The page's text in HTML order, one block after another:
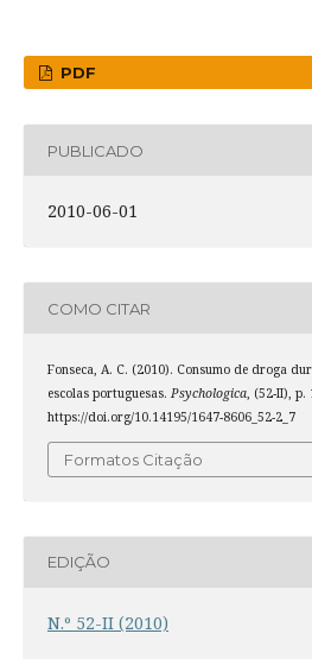
PDF
PUBLICADO
2010-06-01
COMO CITAR
Fonseca, A. C. (2010). Consumo de droga
escolas portuguesas. Psychologica, (52-II), p.
https://doi.org/10.14195/1647-8606_52-2_7
Formatos Citação
EDIÇÃO
N.º 52-II (2010)